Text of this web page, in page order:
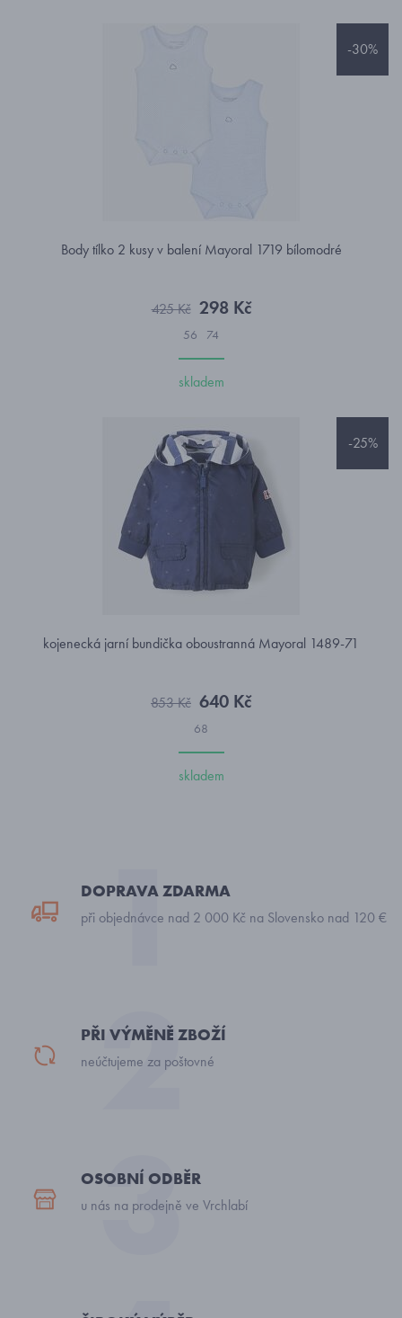
-30%
Body tílko 2 kusy v balení Mayoral 1719 bílomodré
425 Kč 298 Kč
56 74
skladem
-25%
kojenecká jarní bundička oboustranná Mayoral 1489-71
853 Kč 640 Kč
68
skladem
DOPRAVA ZDARMA
při objednávce nad 2 000 Kč na Slovensko nad 120 €
PŘI VÝMĚNĚ ZBOŽÍ
neúčtujeme za poštovné
OSOBNÍ ODBĚR
u nás na prodejně ve Vrchlabí